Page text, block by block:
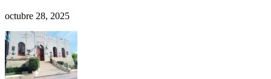
octubre 28, 2025